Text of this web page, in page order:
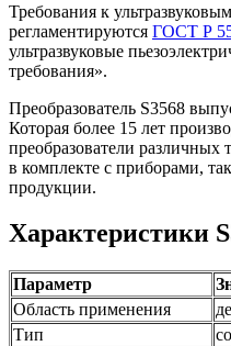
Требования к
регламентируются ГОСТ Р
ультразвуковые
требования».
Преобразователь S3568
Которая более 15 лет
преобразователи различных
в комплекте с приборами,
продукции.
Характеристики
Параметр
Область применения
Тип